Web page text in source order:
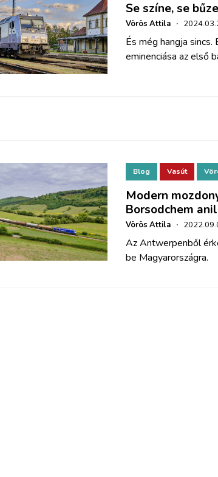
Se színe, se bűze
Vörös Attila ·
És még hangja
eminenciása az első
Blog Vasút
Modern
Borsodchem
Vörös Attila ·
Az Antwerpenből
be Magyarországra.